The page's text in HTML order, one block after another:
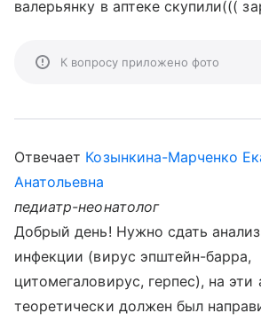
валерьянку в аптеке скупили(((
К вопросу приложено фото
Отвечает Козынкина-Марченко
Анатольевна
педиатр-неонатолог
Добрый день! Нужно сдать
инфекции (вирус эпштейн-барра,
цитомегаловирус, герпес), на эти
теоретически должен был